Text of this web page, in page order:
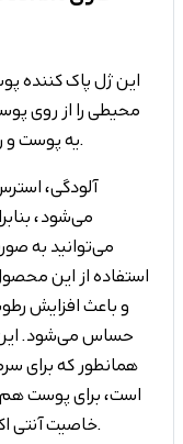
این ژل پاک کننده
محیطی را از روی
یه پوست و رطوب رسانی به پوست های خشک می شود.
آلودگی،
می‌شود،
می‌توانید به
استفاده از این
و باعث افزایش
حساس می‌شود. این
است، برای پوست هم
خاصیت آنتی اکسیدانی که دارد از پوست محافظت می‌کند.